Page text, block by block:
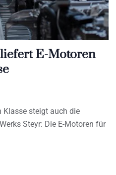
E-Motoren
Klasse steigt auch die
Steyr: Die E-Motoren für